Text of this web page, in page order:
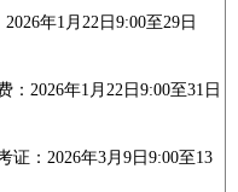
年1月22日9:00至29日
2026年1月22日9:00至31日
：2026年3月9日9:00至13